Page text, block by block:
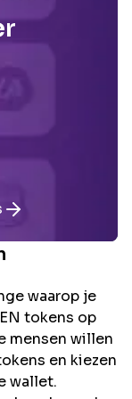
waarop je
tokens op
mensen willen
en kiezen
wallet.